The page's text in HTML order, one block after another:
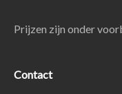
Prijzen zijn onder
Contact